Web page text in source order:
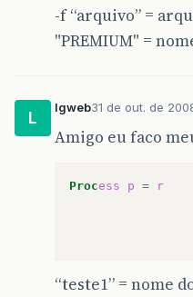
-f “arquivo” =
"PREMIUM" =
L
lgweb31 de out. de
Amigo eu faco
Process p =
r
“teste1” = nome